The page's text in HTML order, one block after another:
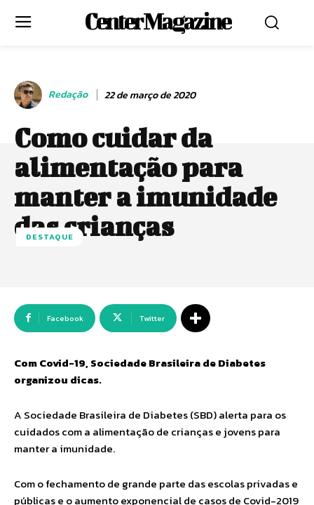
Center Magazine
Redação 22 de março de 2020
Como cuidar da
alimentação para
manter a imunidade
das crianças
DESTAQUE
Facebook Twitter
Com Covid-19, Sociedade Brasileira de Diabetes
organizou dicas.
A Sociedade Brasileira de Diabetes (SBD) alerta para os
cuidados com a alimentação de crianças e jovens para
manter a imunidade.
Com o fechamento de grande parte das escolas privadas e
públicas e o aumento exponencial de casos de Covid-2019